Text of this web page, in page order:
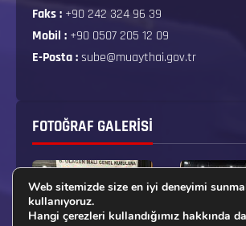
Faks : +90 242 324 96 39
Mobil : +90 0507 205 12 09
E-Posta :sube@muaythai.gov.tr
FOTOĞRAF GALERISI
Web sitemizde size en iyi deneyimi
kullanıyoruz.
Hangi çerezleri kullandığımız hakkında